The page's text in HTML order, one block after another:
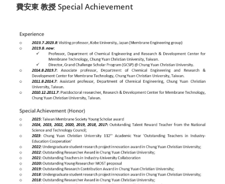
費安東 教授 Special Achievement